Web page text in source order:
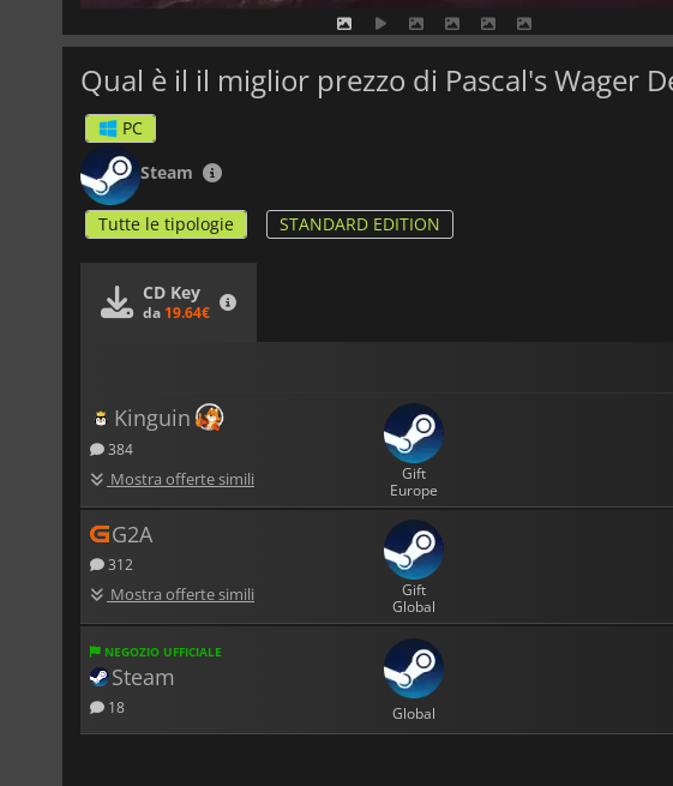
Qual è il il miglior prezzo di Pascal's Wager
PC
Steam
Tutte le tipologie STANDARD EDITION
CD Key
da 19.64€
Kinguin
384
Mostra offerte simili
Gift
Europe
G2A
312
Mostra offerte simili
Gift
Global
NEGOZIO UFFICIALE
Steam
18 Global